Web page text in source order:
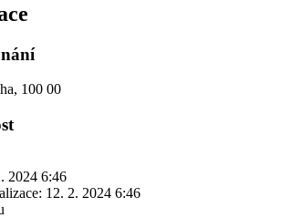
100 00
2024 6:46
12. 2. 2024 6:46